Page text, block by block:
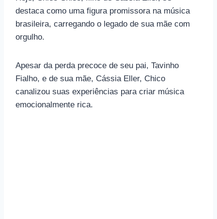
destaca como uma figura promissora na música
brasileira, carregando o legado de sua mãe com
orgulho.
Apesar da perda precoce de seu pai, Tavinho
Fialho, e de sua mãe, Cássia Eller, Chico
canalizou suas experiências para criar música
emocionalmente rica.